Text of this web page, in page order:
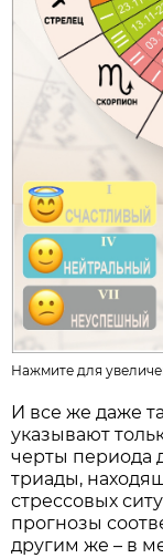
Нажмите для
И все же даже
указывают
черты периода
триады,
стрессовых
прогнозы
другим же – в